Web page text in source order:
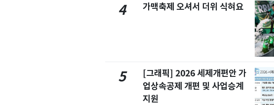
4 가맥축제 오셔서 더위 식혀요
5
[그래픽] 2026 세제개편안 가
업상속공제 개편 및 사업승계
지원